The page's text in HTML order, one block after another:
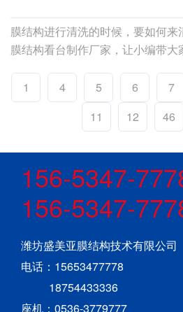
膜结构进行清洗的时候，要如何
膜结构看台制作厂家，让小编带大
1 4 5 6 7
11
12 46
156-5347-
156-5347-
潍坊盛美亚膜结构技术有限公司
电话：15653477778
18754433336
座机：0536-3779777